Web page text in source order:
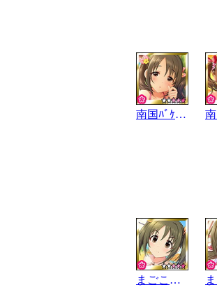
南国ﾊﾞｹｰｼｮﾝ
まごころこめて